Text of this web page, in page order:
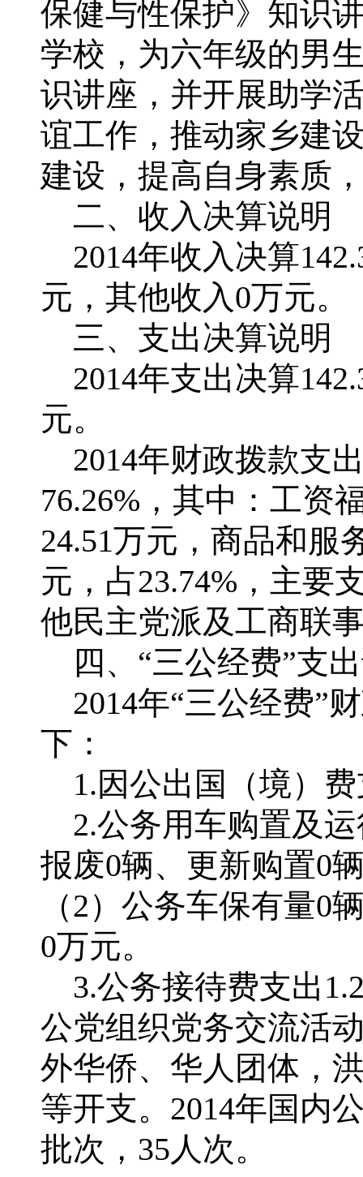
保健与性保护》知识
学校，为六年级的男
识讲座，并开展助学
谊工作，推动家乡建
建设，提高自身素质
二、收入决算说明
2014年收入决算
元，其他收入0万元。
三、支出决算说明
2014年支出决算
元。
2014年财政拨款支
76.26%，其中：工资
24.51万元，商品和服
元，占23.74%，主要
他民主党派及工商联
四、“三公经费”支
2014年“三公经费”
下：
1.因公出国（境）费
2.公务用车购置及运
报废0辆、更新购置0
（2）公务车保有量0
0万元。
3.公务接待费支出
公党组织党务交流活
外华侨、华人团体，
等开支。2014年国内
批次，35人次。